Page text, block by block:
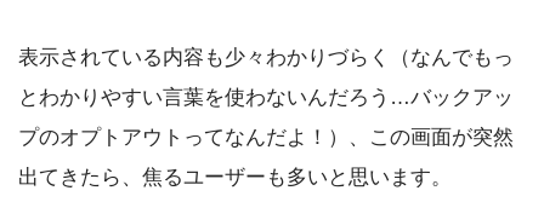
表示されている内容も少々わかりづらく（なんでもっ
とわかりやすい言葉を使わないんだろう…バックアッ
プのオプトアウトってなんだよ！）、この画面が突然
出てきたら、焦るユーザーも多いと思います。